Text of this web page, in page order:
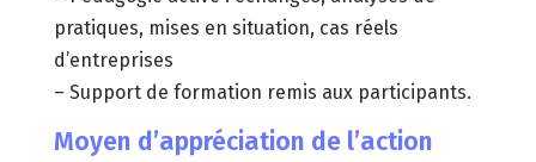
pratiques, mises en situation, cas réels
d’entreprises
– Support de formation remis aux participants.
Moyen d’appréciation de l’action